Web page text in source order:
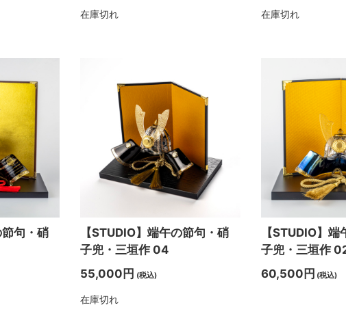
在庫切れ 在庫切れ
節句・硝
【STUDIO】端午の節句・硝
子兜・三垣作 04
55,000円 (税込)
在庫切れ
【STUDIO】
子兜・三垣作
60,500円 (税込)